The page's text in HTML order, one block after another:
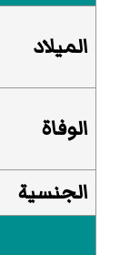
الميلاد
الوفاة
الجنسية